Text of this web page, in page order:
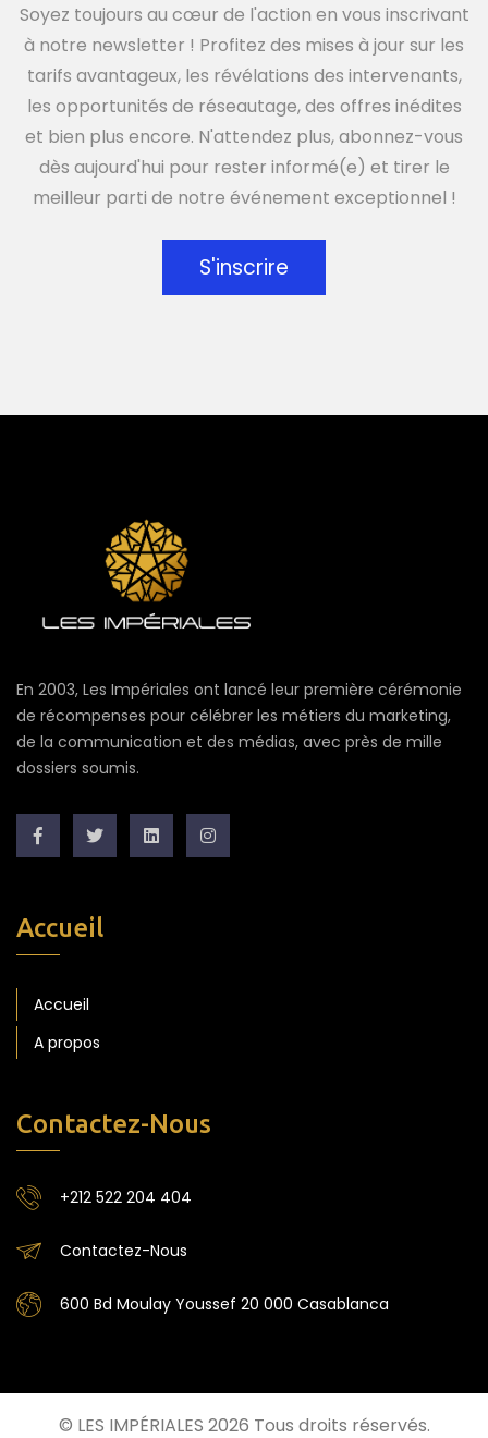
Soyez toujours au cœur de l'action en vous inscrivant
à notre newsletter ! Profitez des mises à jour sur les
tarifs avantageux, les révélations des intervenants,
les opportunités de réseautage, des offres inédites
et bien plus encore. N'attendez plus, abonnez-vous
dès aujourd'hui pour rester informé(e) et tirer le
meilleur parti de notre événement exceptionnel !
S'inscrire
En 2003, Les Impériales ont lancé leur première cérémonie
de récompenses pour célébrer les métiers du marketing,
de la communication et des médias, avec près de mille
dossiers soumis.
Accueil
Accueil
A propos
Contactez-Nous
+212 522 204 404
Contactez-Nous
600 Bd Moulay Youssef 20 000 Casablanca
© LES IMPÉRIALES 2026 Tous droits réservés.